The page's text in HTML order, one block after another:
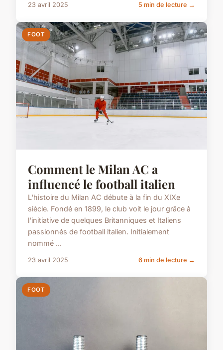
23 avril 2025 5 min de lecture →
FOOT
Comment le Milan AC a
influencé le football italien
L'histoire du Milan AC débute à la fin du XIXe
siècle. Fondé en 1899, le club voit le jour grâce à
l'initiative de quelques Britanniques et Italiens
passionnés de football italien. Initialement
nommé ...
23 avril 2025 6 min de lecture →
FOOT